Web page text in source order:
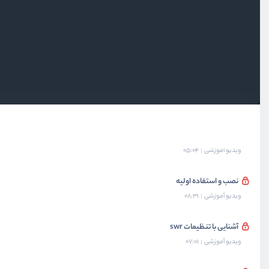
بخش هفتم کتابخانه SWR
ویدیو آموزشی 05:04
نصب و استفاده اولیه
ویدیو آموزشی 08:31
آشنایی با تنظیمات swr
ویدیو آموزشی 07:01